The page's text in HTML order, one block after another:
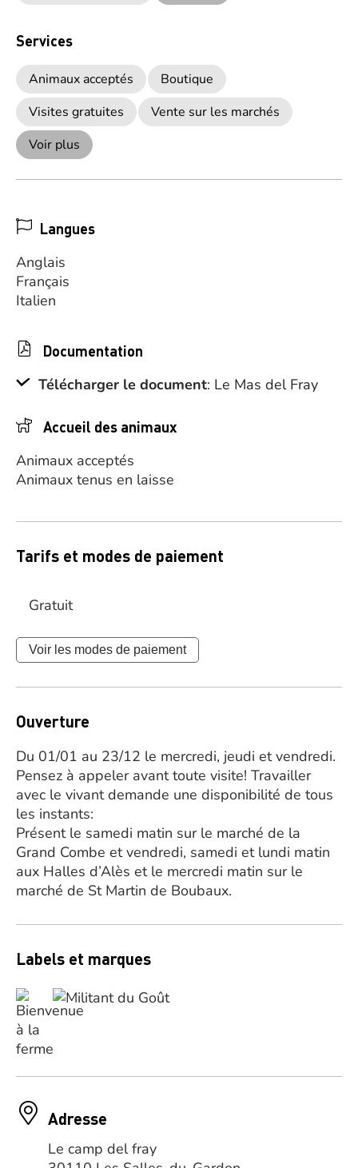
Services
Animaux acceptés
Boutique
Visites gratuites
Vente sur les marchés
Voir plus
Langues
Anglais
Français
Italien
Documentation
Télécharger le document: Le Mas del Fray
Accueil des animaux
Animaux acceptés
Animaux tenus en laisse
Tarifs et modes de paiement
Gratuit
Voir les modes de paiement
Ouverture
Du 01/01 au 23/12 le mercredi, jeudi et vendredi.
Pensez à appeler avant toute visite! Travailler
avec le vivant demande une disponibilité de tous
les instants:
Présent le samedi matin sur le marché de la
Grand Combe et vendredi, samedi et lundi matin
aux Halles d’Alès et le mercredi matin sur le
marché de St Martin de Boubaux.
Labels et marques
Adresse
Le camp del fray